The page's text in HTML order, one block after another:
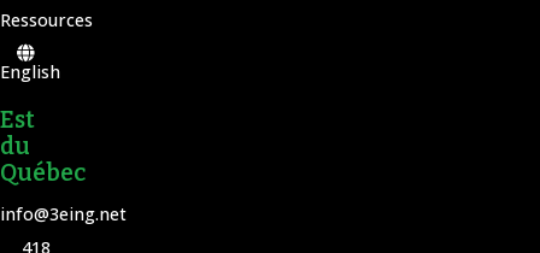
Ressources
English
Est
du
Québec
info@3eing.net
418